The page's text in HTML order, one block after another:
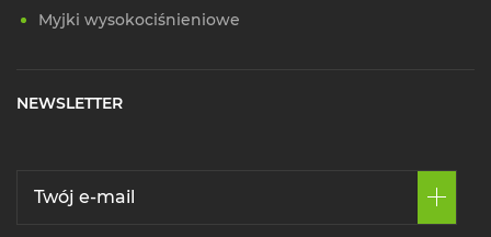
Myjki wysokociśnieniowe
NEWSLETTER